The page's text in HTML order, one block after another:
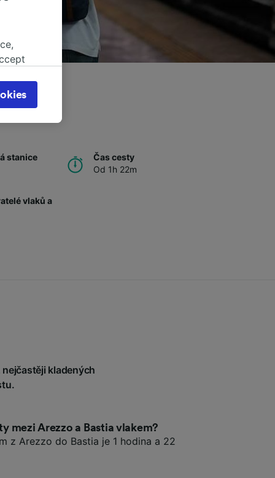
stanice
Čas cesty
Od 1h 22m
vlaků a
kladených
mezi Arezzo a Bastia vlakem?
z Arezzo do Bastia je 1 hodina a 22
page.